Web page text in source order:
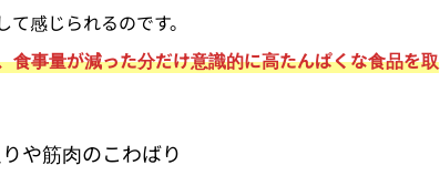
感じられるのです。
事量が減った分だけ意識的に高たんぱくな食品を取
や筋肉のこわばり